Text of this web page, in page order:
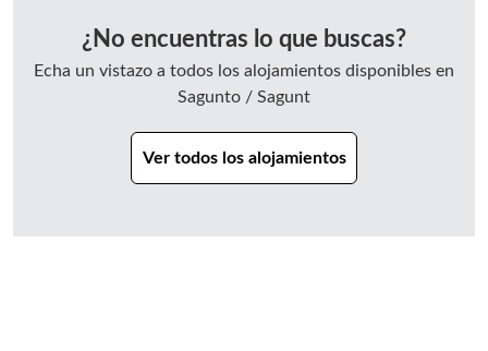
¿No encuentras lo que buscas?
Echa un vistazo a todos los alojamientos disponibles en
Sagunto / Sagunt
Ver todos los alojamientos